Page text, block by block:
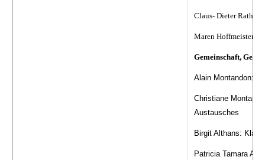
Claus- Dieter Rath:
Maren Hoffmeister:
Gemeinschaft,
Alain Montandon:
Christiane
Austausches
Birgit Althans:
Patricia Tamara